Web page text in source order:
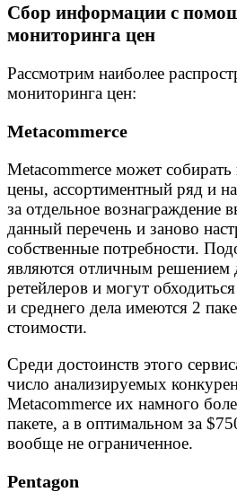
Сбор информации с
мониторинга цен
Рассмотрим наиболее
мониторинга цен:
Metacommerce
Metacommerce может собирать
цены, ассортиментный ряд и
за отдельное вознаграждение
данный перечень и заново
собственные потребности.
являются отличным решением
ретейлеров и могут
и среднего дела имеются 2
стоимости.
Среди достоинств этого
число анализируемых
Metacommerce их намного
пакете, а в оптимальном за
вообще не ограниченное.
Pentagon